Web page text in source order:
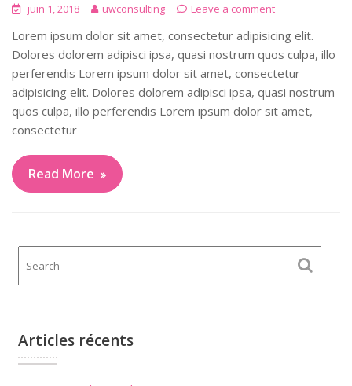
juin 1, 2018 uwconsulting Leave a comment
Lorem ipsum dolor sit amet, consectetur adipisicing elit.
Dolores dolorem adipisci ipsa, quasi nostrum quos culpa, illo
perferendis Lorem ipsum dolor sit amet, consectetur
adipisicing elit. Dolores dolorem adipisci ipsa, quasi nostrum
quos culpa, illo perferendis Lorem ipsum dolor sit amet,
consectetur
Read More
Articles récents